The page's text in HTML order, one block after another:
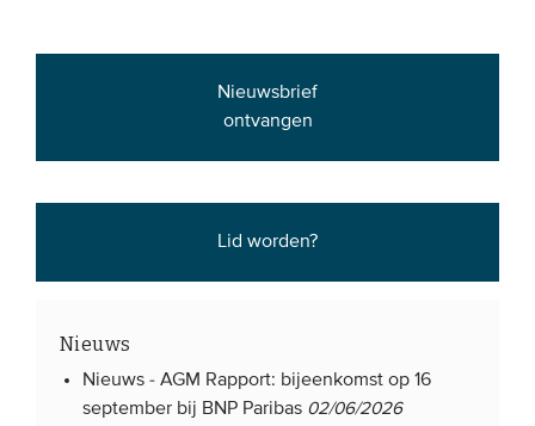
CONTACT
Nieuwsbrief
ontvangen
Lid worden?
Nieuws
Nieuws -AGM Rapport: bijeenkomst op 16
september bij BNP Paribas 02/06/2026